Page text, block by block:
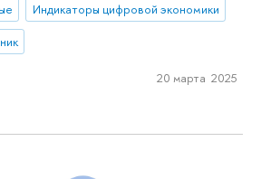
Индикаторы цифровой экономики
20 марта 2025